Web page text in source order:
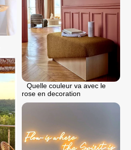
Quelle couleur va avec le
rose en decoration